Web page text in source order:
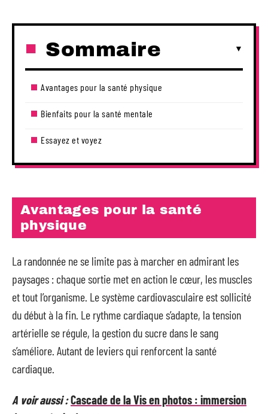
Sommaire
Avantages pour la santé physique
Bienfaits pour la santé mentale
Essayez et voyez
Avantages pour la santé
physique
La randonnée ne se limite pas à marcher en admirant les
paysages : chaque sortie met en action le cœur, les muscles
et tout l’organisme. Le système cardiovasculaire est sollicité
du début à la fin. Le rythme cardiaque s’adapte, la tension
artérielle se régule, la gestion du sucre dans le sang
s’améliore. Autant de leviers qui renforcent la santé
cardiaque.
A voir aussi :Cascade de la Vis en photos : immersion